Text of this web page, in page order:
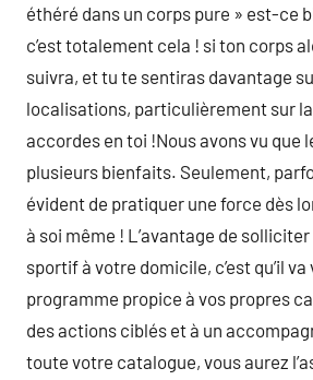
éthéré dans un corps pure » est-ce
c’est totalement cela ! si ton corps
suivra, et tu te sentiras davantage
localisations, particulièrement sur
accordes en toi !Nous avons vu que
plusieurs bienfaits. Seulement,
évident de pratiquer une force dès
à soi même ! L’avantage de
sportif à votre domicile, c’est qu’il
programme propice à vos propres
des actions ciblés et à un
toute votre catalogue, vous aurez